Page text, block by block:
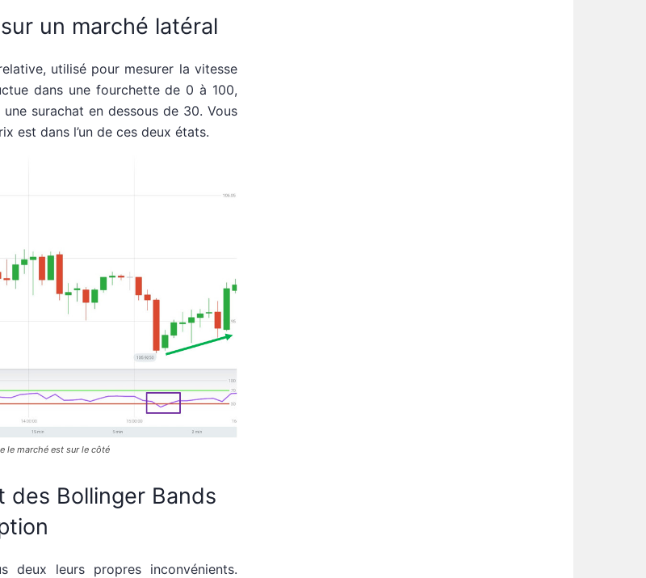
un marché latéral
utilisé pour mesurer la vitesse
dans une fourchette de 0 à 100,
surachat en dessous de 30. Vous
est dans l’un de ces deux états.
le marché est sur le côté
des Bollinger Bands
deux leurs propres inconvénients.